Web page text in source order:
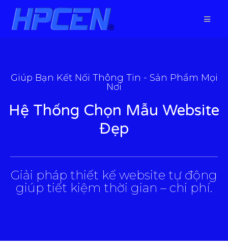
Giúp Bạn Kết Nối Thông Tin - Sản Phẩm Mọi
Nơi
Hệ Thống Chọn Mẫu Website
Đẹp
Giải pháp thiết kế website tự động
giúp tiết kiệm thời gian – chi phí.